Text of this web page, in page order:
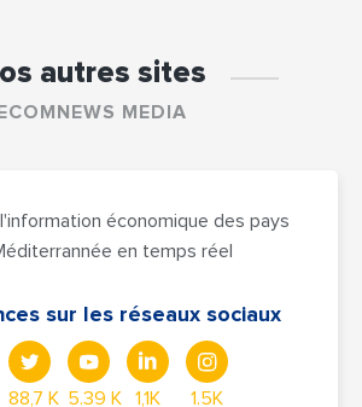
autres sites
ECOMNEWS MEDIA
économique des pays
en temps réel
sur les réseaux sociaux
88,7 K 5.39 K 1,1K 1.5K